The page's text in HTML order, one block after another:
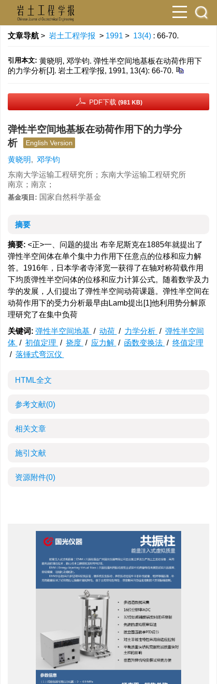
文章导航 > 岩土工程学报 > 1991 > 13(4) : 66-70.
引用本文: 黄晓明, 邓学钧. 弹性半空间地基板在动荷作用下
的力学分析[J]. 岩土工程学报, 1991, 13(4): 66-70.
PDF下载 (981 KB)
弹性半空间地基板在动荷作用下的力学分
析
English Version
黄晓明, 邓学钧
东南大学运输工程研究所；东南大学运输工程研究所
南京；南京；
基金项目: 国家自然科学基金
摘要
摘要: <正>一、问题的提出 布辛尼斯克在1885年就提出了
弹性半空间体在单个集中力作用下任意点的位移和应力解
答。1916年，日本学者寺泽宽一获得了在轴对称荷载作用
下均质弹性半空问体的位移和应力计算公式。随着数学及力
学的发展，人们提出了弹性半空间动荷课题。弹性半空间在
动荷作用下的受力分析最早由Lamb提出[1]他利用势分解原
理研究了在集中负荷
关键词: 弹性半空间地基 / 动荷 / 力学分析 / 弹性半空间
体 / 初值定理 / 挠度 / 应力解 / 函数变换法 / 终值定理
/ 落锤式弯沉仪
HTML全文
参考文献(0)
相关文章
施引文献
资源附件(0)